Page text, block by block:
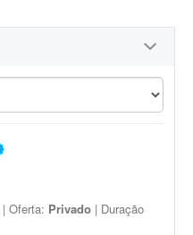
| Oferta: Privado | Duração